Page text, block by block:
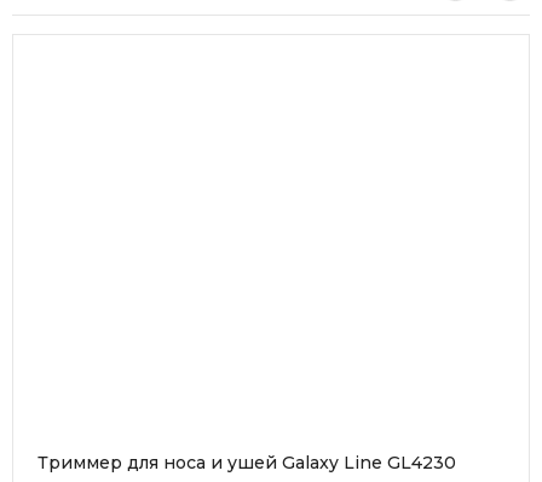
Триммер для носа и ушей Galaxy Line GL4230